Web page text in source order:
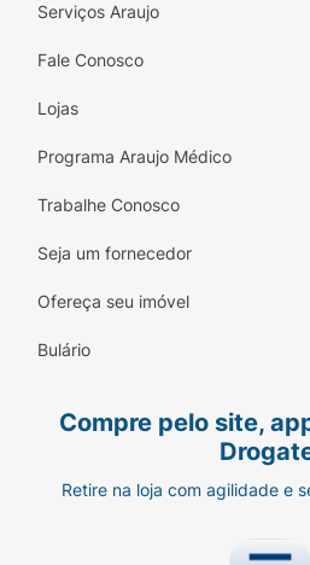
Serviços Araujo
Fale Conosco
Lojas
Programa Araujo Médico
Trabalhe Conosco
Seja um fornecedor
Ofereça seu imóvel
Bulário
Compre pelo site,
Retire na loja com agilidade e